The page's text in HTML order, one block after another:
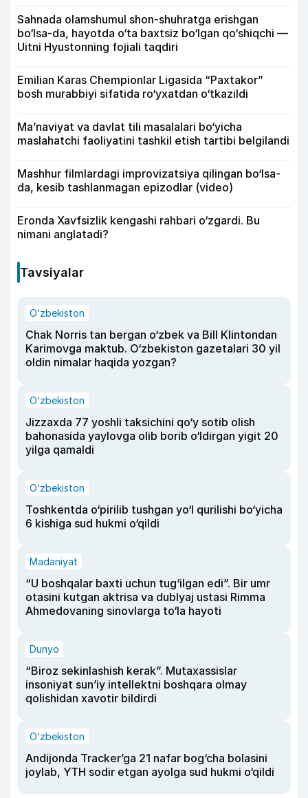
Sahnada olamshumul shon-shuhratga erishgan
bo‘lsa-da, hayotda o‘ta baxtsiz bo‘lgan qo‘shiqchi —
Uitni Hyustonning fojiali taqdiri
Emilian Karas Chempionlar Ligasida “Paxtakor”
bosh murabbiyi sifatida ro‘yxatdan o‘tkazildi
Ma’naviyat va davlat tili masalalari bo‘yicha
maslahatchi faoliyatini tashkil etish tartibi belgilandi
Mashhur filmlardagi improvizatsiya qilingan bo‘lsa-
da, kesib tashlanmagan epizodlar (video)
Eronda Xavfsizlik kengashi rahbari o‘zgardi. Bu
nimani anglatadi?
Tavsiyalar
O‘zbekiston
Chak Norris tan bergan o‘zbek va Bill Klintondan
Karimovga maktub. O‘zbekiston gazetalari 30 yil
oldin nimalar haqida yozgan?
O‘zbekiston
Jizzaxda 77 yoshli taksichini qo‘y sotib olish
bahonasida yaylovga olib borib o‘ldirgan yigit 20
yilga qamaldi
O‘zbekiston
Toshkentda o‘pirilib tushgan yo‘l qurilishi bo‘yicha
6 kishiga sud hukmi o‘qildi
Madaniyat
“U boshqalar baxti uchun tug‘ilgan edi”. Bir umr
otasini kutgan aktrisa va dublyaj ustasi Rimma
Ahmedovaning sinovlarga to‘la hayoti
Dunyo
“Biroz sekinlashish kerak”. Mutaxassislar
insoniyat sun’iy intellektni boshqara olmay
qolishidan xavotir bildirdi
O‘zbekiston
Andijonda Tracker’ga 21 nafar bog‘cha bolasini
joylab, YTH sodir etgan ayolga sud hukmi o‘qildi